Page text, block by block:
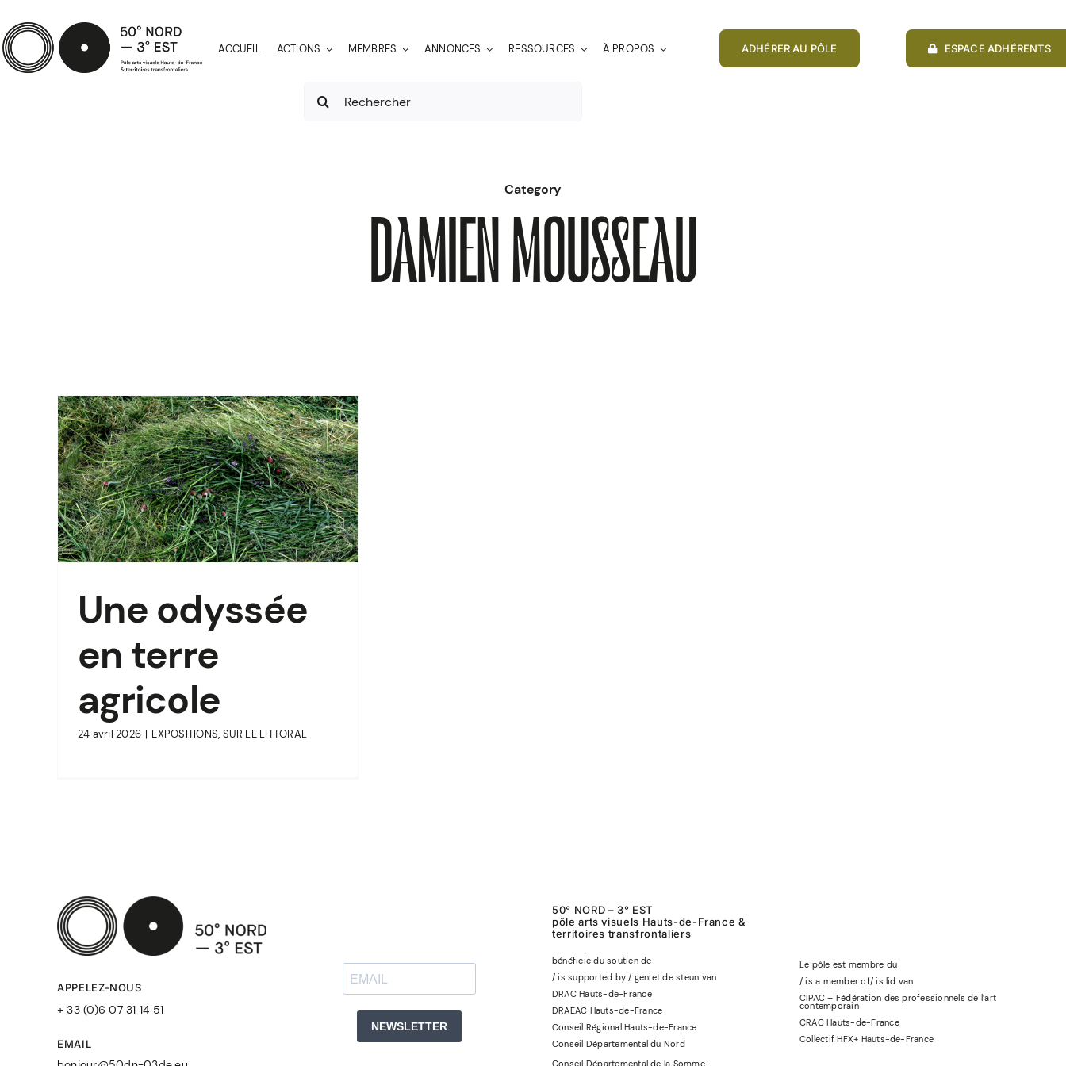
au
contenu
ACCUEIL ACTIONS MEMBRES ANNONCES RESSOURCES À PROPOS ADHÉRER AU PÔLE ESPACE ADHÉRENTS
Category
DAMIEN MOUSSEAU
Une odyssée
en terre
agricole
24 avril 2026 | EXPOSITIONS, SUR LE LITTORAL
APPELEZ-NOUS
+ 33 (0)6 07 31 14 51
EMAIL
50° NORD – 3° EST
pôle arts visuels Hauts-de-France &
territoires transfrontaliers
bénéficie du soutien de
/ is supported by / geniet de steun van
DRAC Hauts-de-France
DRAEAC Hauts-de-France
Conseil Régional Hauts-de-France
Conseil Départemental du Nord
Conseil Départemental de la Somme
Le pôle est membre du
/ is a member of/is lid van
CIPAC – Fédération des professionnels de l’art
contemporain
CRAC Hauts-de-France
Collectif HFX+ Hauts-de-France